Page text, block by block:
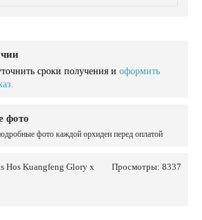
сроки получения и оформить
фото
фото каждой орхидеи перед оплатой
Просмотры: 8337
Hos Kuangfeng Glory x